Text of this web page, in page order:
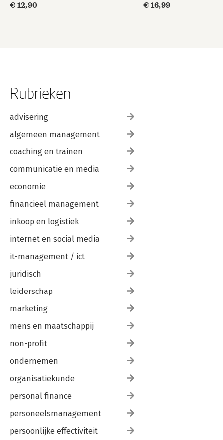
€ 12,90
€ 16,99
Rubrieken
advisering
algemeen management
coaching en trainen
communicatie en media
economie
financieel management
inkoop en logistiek
internet en social media
it-management / ict
juridisch
leiderschap
marketing
mens en maatschappij
non-profit
ondernemen
organisatiekunde
personal finance
personeelsmanagement
persoonlijke effectiviteit